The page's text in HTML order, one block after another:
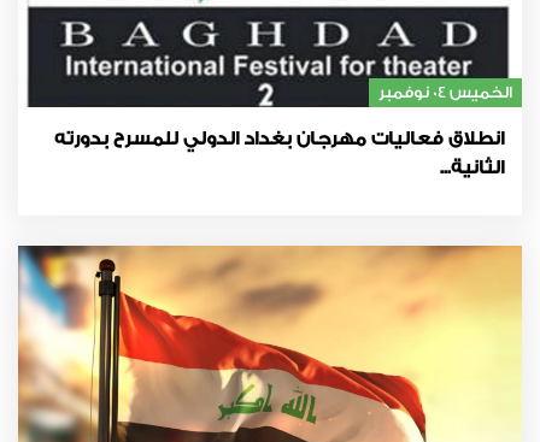
الخميس 04 نوفمبر
انطلاق فعاليات مهرجان بغداد الدولي للمسرح بدورته
الثانية...